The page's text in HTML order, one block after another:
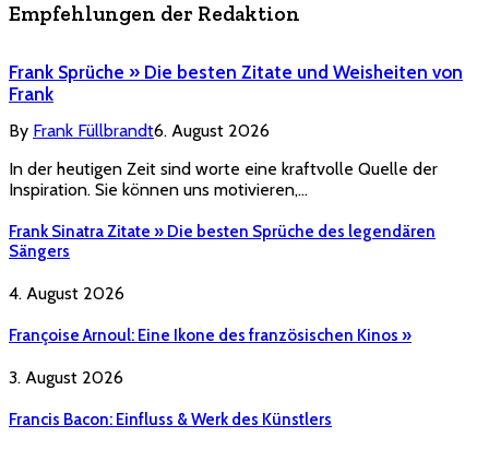
Empfehlungen der Redaktion
Frank Sprüche » Die besten Zitate und Weisheiten von
Frank
By Frank Füllbrandt6. August 2026
In der heutigen Zeit sind worte eine kraftvolle Quelle der
Inspiration. Sie können uns motivieren,…
Frank Sinatra Zitate » Die besten Sprüche des legendären
Sängers
4. August 2026
Françoise Arnoul: Eine Ikone des französischen Kinos »
3. August 2026
Francis Bacon: Einfluss & Werk des Künstlers